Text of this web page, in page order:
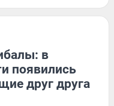
в
появились
друг друга